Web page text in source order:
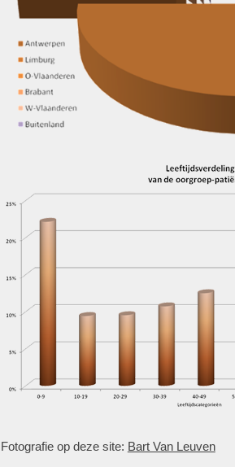
Fotografie op deze site: Bart Van Leuven